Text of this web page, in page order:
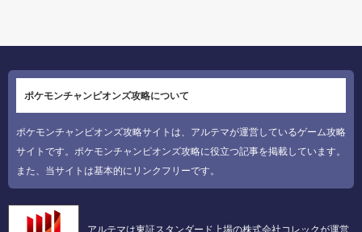
ポケモンチャンピオンズ攻略について
ポケモンチャンピオンズ攻略サイトは、アルテマが運営しているゲーム攻略
サイトです。ポケモンチャンピオンズ攻略に役立つ記事を掲載しています。
また、当サイトは基本的にリンクフリーです。